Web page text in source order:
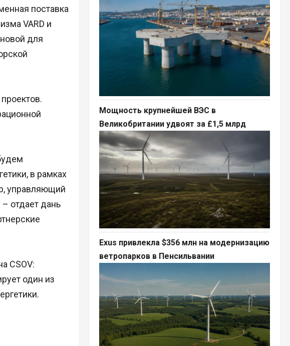
поставка
VARD и
для
в рамках
управляющий
отдает дань
CSOV:
один из
Мощность крупнейшей ВЭС в
Великобритании удвоят за £1,5 млрд
Exus привлекла $356 млн на модернизацию
ветропарков в Пенсильвании